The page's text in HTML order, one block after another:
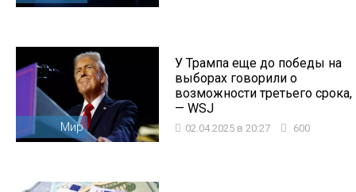
Мир
У Трампа еще до победы на
выборах говорили о
возможности третьего срока,
— WSJ
02.04.2025 в 20:27 600